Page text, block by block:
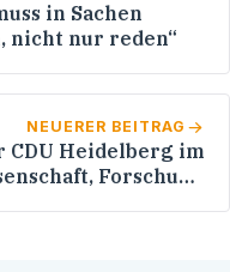
in Sachen
nicht nur reden“
NEUERER BEITRAG
Heidelberg im
Forschung